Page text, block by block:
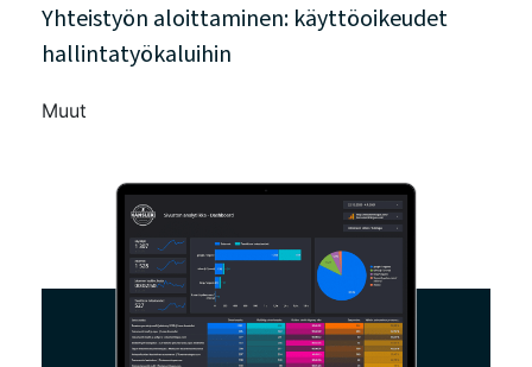
Yhteistyön aloittaminen: käyttöoikeudet
hallintatyökaluihin
Muut